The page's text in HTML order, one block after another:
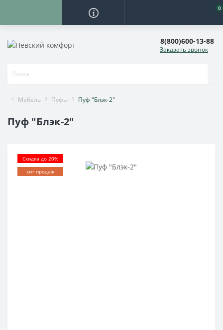
0
8(800)600-13-88
Заказать звонок
Мебель Пуфы Пуф "Блэк-2"
Пуф "Блэк-2"
Скидка до 20%
хит продаж